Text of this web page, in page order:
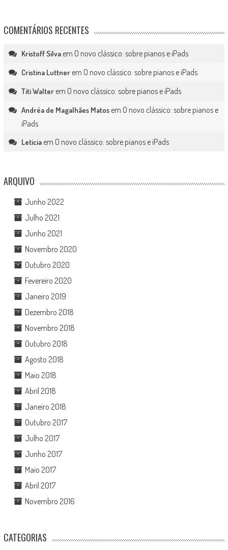
COMENTÁRIOS RECENTES
Kristoff Silvaem O novo clássico: sobre pianos e iPads
Cristina Luttnerem O novo clássico: sobre pianos e iPads
Titi Walterem O novo clássico: sobre pianos e iPads
Andréa de Magalhães Matosem O novo clássico: sobre pianos e
iPads
Leticiaem O novo clássico: sobre pianos e iPads
ARQUIVO
Junho 2022
Julho 2021
Junho 2021
Novembro 2020
Outubro 2020
Fevereiro 2020
Janeiro 2019
Dezembro 2018
Novembro 2018
Outubro 2018
Agosto 2018
Maio 2018
Abril 2018
Janeiro 2018
Outubro 2017
Julho 2017
Junho 2017
Maio 2017
Abril 2017
Novembro 2016
CATEGORIAS